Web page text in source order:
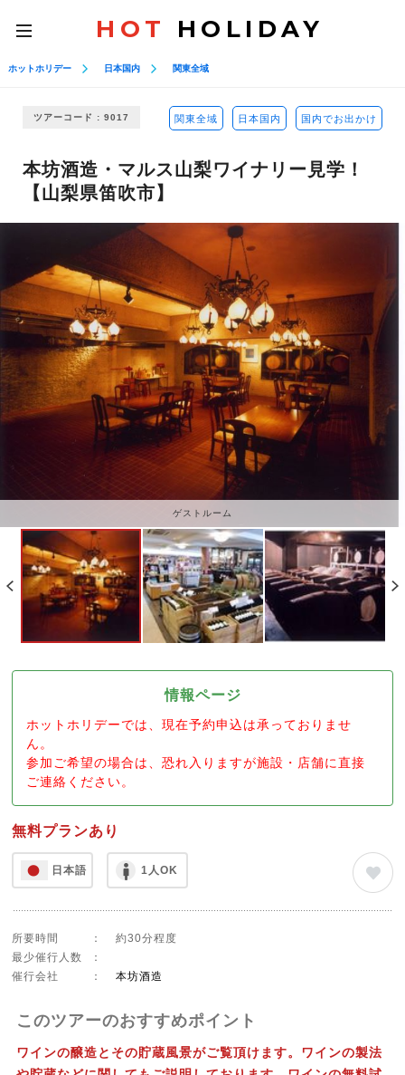
toggle
navigation
HOT HOLIDAY
ホットホリデー 日本国内 関東全域
ツアーコード : 9017 関東全域 日本国内 国内でお出かけ
本坊酒造・マルス山梨ワイナリー見学！
【山梨県笛吹市】
ゲストルーム
情報ページ
ホットホリデーでは、現在予約申込は承っておりませ
ん。
参加ご希望の場合は、恐れ入りますが施設・店舗に直接
ご連絡ください。
無料プランあり
日本語 1人OK
所要時間 ：
約30分程度
最少催行人数
：
催行会社
： 本坊酒造
このツアーのおすすめポイント
ワインの醸造とその貯蔵風景がご覧頂けます。ワインの製法